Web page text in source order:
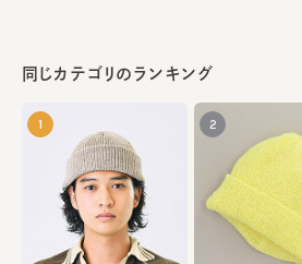
同じカテゴリのランキング
1 2